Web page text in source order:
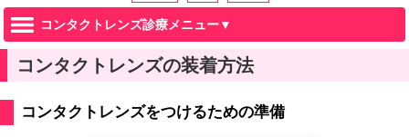
コンタクトレンズ診療メニュー▼
コンタクトレンズの装着方法
コンタクトレンズをつけるための準備